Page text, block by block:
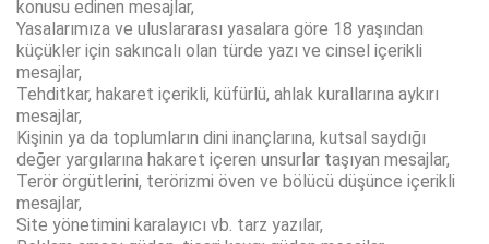
konusu edinen mesajlar,
Yasalarımıza ve uluslararası yasalara göre 18 yaşından
küçükler için sakıncalı olan türde yazı ve cinsel içerikli
mesajlar,
Tehditkar, hakaret içerikli, küfürlü, ahlak kurallarına aykırı
mesajlar,
Kişinin ya da toplumların dini inançlarına, kutsal saydığı
değer yargılarına hakaret içeren unsurlar taşıyan mesajlar,
Terör örgütlerini, terörizmi öven ve bölücü düşünce içerikli
mesajlar,
Site yönetimini karalayıcı vb. tarz yazılar,